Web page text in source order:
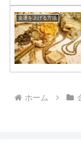
金運を上げる方法
ホーム